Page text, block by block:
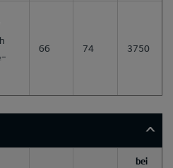
66 74 3750
bei